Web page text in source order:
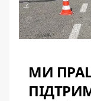
МИ